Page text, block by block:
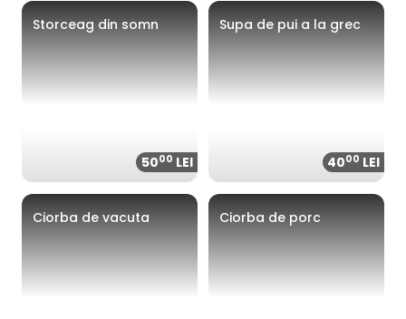
Storceag din somn
5000 LEI
Supa de pui a la grec
4000 LEI
Ciorba de vacuta Ciorba de porc